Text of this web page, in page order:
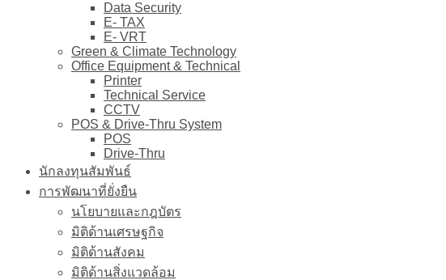
Data Security
E- TAX
E- VRT
Green & Climate Technology
Office Equipment & Technical
Printer
Technical Service
CCTV
POS & Drive-Thru System
POS
Drive-Thru
นักลงทุนสัมพันธ์
การพัฒนาที่ยั่งยืน
นโยบายและกฎบัตร
มิติด้านเศรษฐกิจ
มิติด้านสังคม
มิติด้านสิ่งแวดล้อม